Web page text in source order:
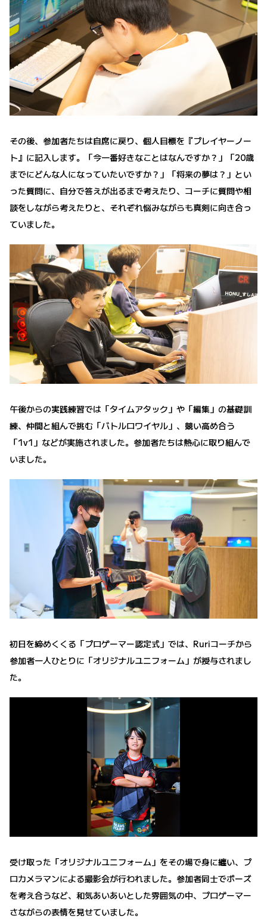
その後、参加者たちは自席に戻り、個人目標を『プレイヤーノー
ト』に記入します。「今一番好きなことはなんですか？」「20歳
までにどんな人になっていたいですか？」「将来の夢は？」とい
った質問に、自分で答えが出るまで考えたり、コーチに質問や相
談をしながら考えたりと、それぞれ悩みながらも真剣に向き合っ
ていました。
午後からの実践練習では「タイムアタック」や「編集」の基礎訓
練、仲間と組んで挑む「バトルロワイヤル」、競い高め合う
「1v1」などが実施されました。参加者たちは熱心に取り組んで
いました。
初日を締めくくる「プロゲーマー認定式」では、Ruriコーチから
参加者一人ひとりに「オリジナルユニフォーム」が授与されまし
た。
受け取った「オリジナルユニフォーム」をその場で身に纏い、プ
ロカメラマンによる撮影会が行われました。参加者同士でポーズ
を考え合うなど、和気あいあいとした雰囲気の中、プロゲーマー
さながらの表情を見せていました。